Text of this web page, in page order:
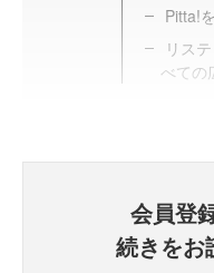
Pitta!
リス
べての
会員登
続きをお